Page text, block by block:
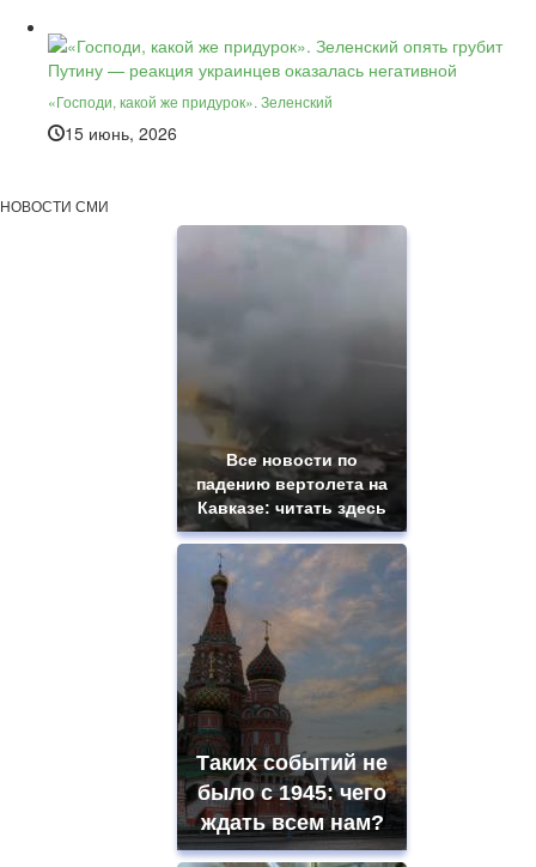
«Господи, какой же придурок». Зеленский
15 июнь, 2026
НОВОСТИ СМИ
Все новости по
падению вертолета на
Кавказе: читать здесь
Таких событий не
было с 1945: чего
ждать всем нам?